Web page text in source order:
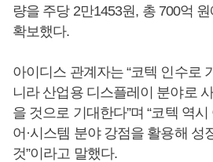
량을 주당 2만1453원, 총 700억
확보했다.
아이디스 관계자는 “코텍 인수로
니라 산업용 디스플레이 분야로
을 것으로 기대한다”며 “코텍 역
어·시스템 분야 강점을 활용해 성
것”이라고 말했다.